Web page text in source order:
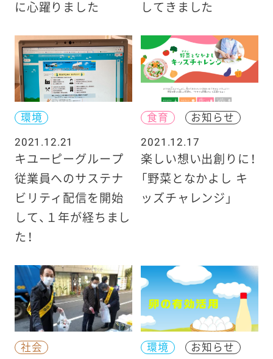
に心躍りました
してきました
環境
2021.12.21
キユーピーグループ
従業員へのサステナ
ビリティ配信を開始
して、１年が経ちまし
た！
食育
お知らせ
2021.12.17
楽しい想い出創りに！
「野菜となかよし キ
ッズチャレンジ」
社会
環境
お知らせ